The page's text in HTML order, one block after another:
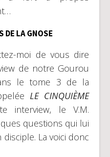
LA GNOSE
moi de vous dire
de notre Gourou
le tome 3 de la
LE CINQUIÈME
interview, le V.M.
questions qui lui
La voici donc